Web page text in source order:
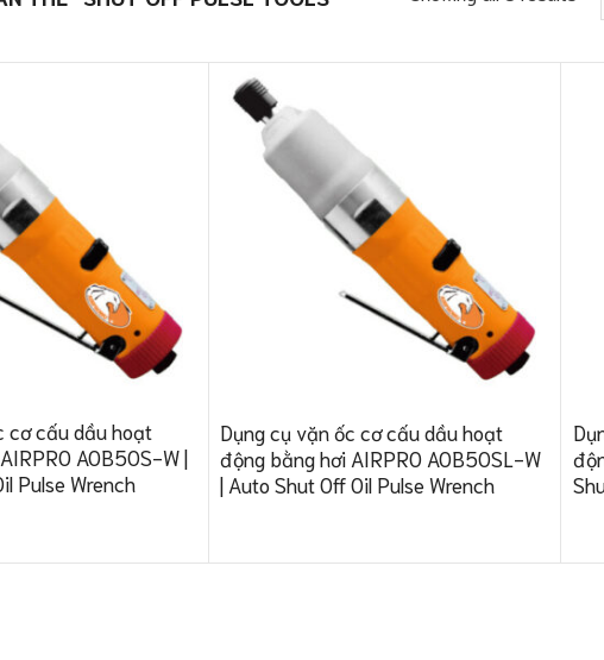
cơ cấu dầu hoạt
AOB50S-W |
Pulse Wrench
Dụng cụ vặn ốc cơ cấu dầu hoạt
động bằng hơi AIRPRO AOB50SL-W
| Auto Shut Off Oil Pulse Wrench